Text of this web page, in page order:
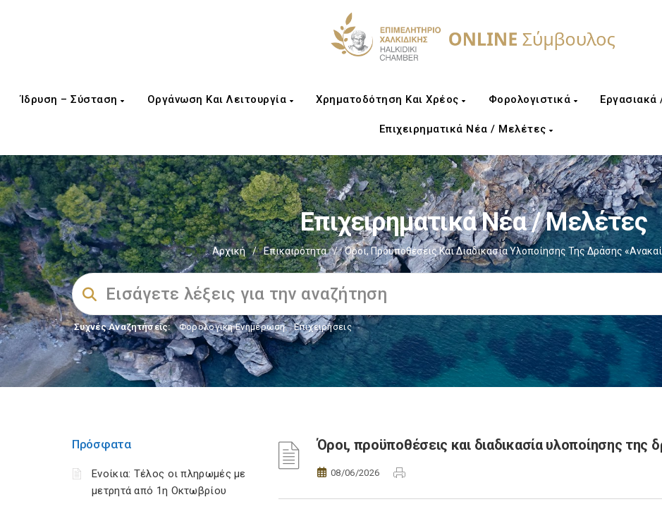
Ίδρυση – Σύσταση Οργάνωση Και Λειτουργία Χρηματοδότηση Και Χρέος Φορολογιστικά Εργασιακά
Επιχειρηματικά Νέα / Μελέτες
Επιχειρηματικά Νέα / Μελέτες
Αρχική / Επικαιρότητα / Όροι, Προϋποθέσεις Και Διαδικασία Υλοποίησης Της Δράσης
Συχνές Αναζητήσεις: Φορολογικη Ενημέρωση, Επιχειρήσεις
Πρόσφατα
Ενοίκια: Τέλος οι πληρωμές με
μετρητά από 1η Οκτωβρίου
Όροι, προϋποθέσεις και διαδικασία υλοποίησης της
08/06/2026